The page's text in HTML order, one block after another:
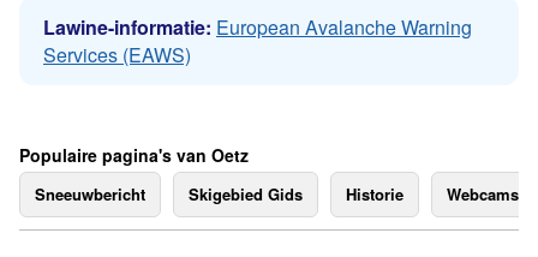
Lawine-informatie: European Avalanche Warning
Services (EAWS)
Populaire pagina's van Oetz
Sneeuwbericht Skigebied Gids Historie Webcams